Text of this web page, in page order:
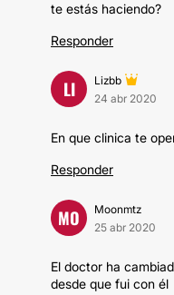
te estás haciendo?
Responder
LI
Lizbb
24 abr 2020
En que clinica te
Responder
MO
Moonmtz
25 abr 2020
El doctor ha
desde que fui con él